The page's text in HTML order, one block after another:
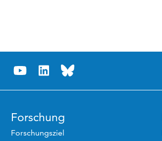
Forschung
Forschungsziel